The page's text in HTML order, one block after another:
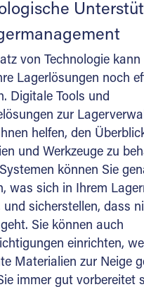
von Technologie kann
Lagerlösungen noch
Digitale Tools und
zur
helfen, den
und Werkzeuge zu
können Sie
was sich in Ihrem
und sicherstellen, dass
Sie können auch
einrichten,
Materialien zur Neige
immer gut vorbereitet